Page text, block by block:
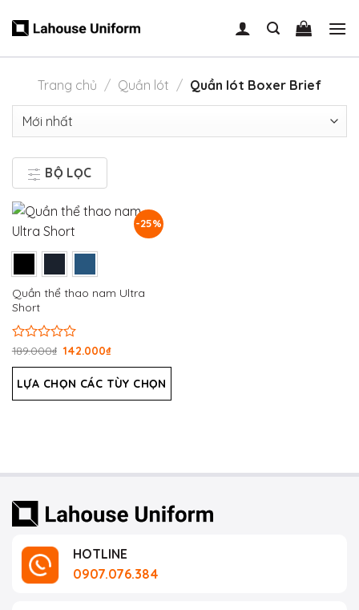
Trang chủ / Quần lót / Quần lót Boxer Brief
BỘ LỌC
-25%
Quần thể thao nam Ultra
Short
Được
hạng
0
5
189.000₫ 142.000₫
LỰA CHỌN CÁC TÙY CHỌN
HOTLINE
0907.076.384